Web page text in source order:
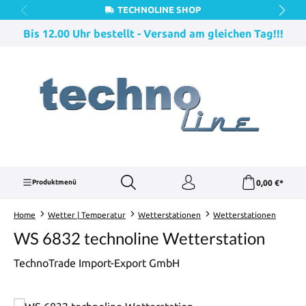
Zum Hauptinhalt springenTECHNOLINE SHOP
Bis 12.00 Uhr bestellt - Versand am gleichen Tag!!!
Produktmenü 0,00 €*
Home Wetter | Temperatur Wetterstationen Wetterstationen
WS 6832 technoline Wetterstation
TechnoTrade Import-Export GmbH